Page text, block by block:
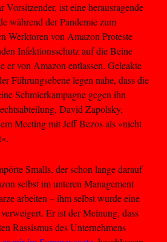
Vorsitzender, ist eine herausragende
während der Pandemie zum
Werktoren von Amazon Proteste
Infektionsschutz auf die Beine
er von Amazon entlassen. Geleakte
Führungsebene legen nahe, dass die
Schmierkampagne gegen ihn
David Zapolsky,
Meeting mit Jeff Bezos als »nicht
Smalls, der schon lange darauf
selbst im unteren Management
arbeiten – ihm selbst wurde eine
Er ist der Meinung, dass
Rassismus des Unternehmens